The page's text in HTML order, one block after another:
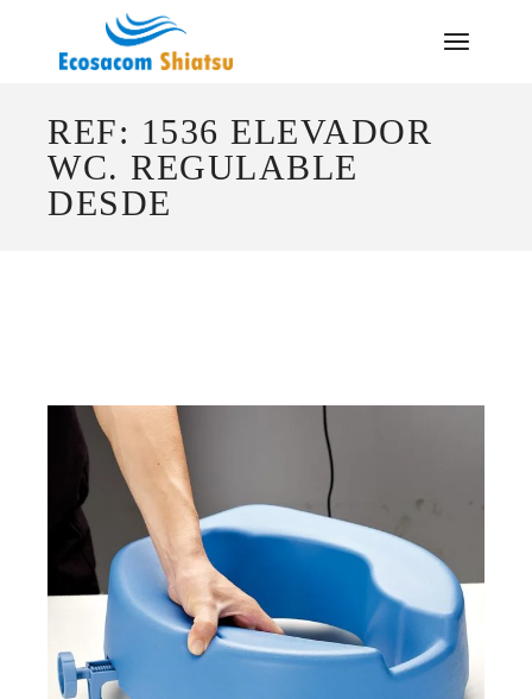
REF: 1536 ELEVADOR
WC. REGULABLE
DESDE